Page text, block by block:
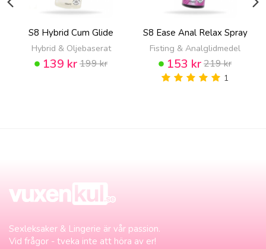
S8 Hybrid Cum Glide
Hybrid & Oljebaserat
139 kr199 kr
S8 Ease Anal Relax Spray
Fisting & Analglidmedel
153 kr219 kr
1
Sexleksaker & Lingerie är vår passion.
Vid frågor - tveka inte att höra av er!